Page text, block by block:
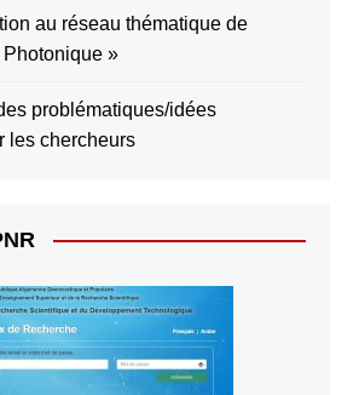
au réseau thématique de
»
problématiques/idées
les chercheurs